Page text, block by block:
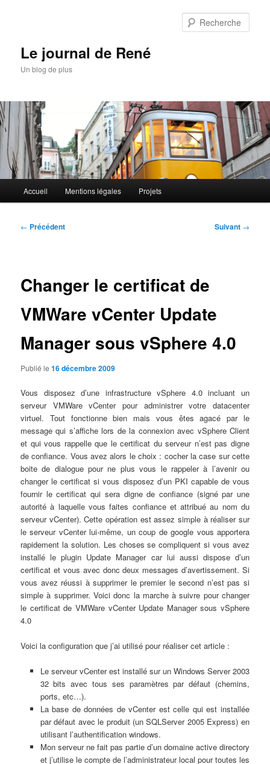
Le journal de René
Un blog de plus
principal
Accueil Mentions légales Projets
Navigation
← Précédent Suivant →
Changer le certificat de
VMWare vCenter Update
Manager sous vSphere 4.0
Publié le16 décembre 2009
Vous disposez d’une infrastructure vSphere 4.0 incluant un
serveur VMWare vCenter pour administrer votre datacenter
virtuel. Tout fonctionne bien mais vous êtes agacé par le
message qui s’affiche lors de la connexion avec vSphere Client
et qui vous rappelle que le certificat du serveur n’est pas digne
de confiance. Vous avez alors le choix : cocher la case sur cette
boite de dialogue pour ne plus vous le rappeler à l’avenir ou
changer le certificat si vous disposez d’un PKI capable de vous
fournir le certificat qui sera digne de confiance (signé par une
autorité à laquelle vous faites confiance et attribué au nom du
serveur vCenter). Cette opération est assez simple à réaliser sur
le serveur vCenter lui-même, un coup de google vous apportera
rapidement la solution. Les choses se compliquent si vous avez
installé le plugin Update Manager car lui aussi dispose d’un
certificat et vous avec donc deux messages d’avertissement. Si
vous avez réussi à supprimer le premier le second n’est pas si
simple à supprimer. Voici donc la marche à suivre pour changer
le certificat de VMWare vCenter Update Manager sous vSphere
4.0
Voici la configuration que j’ai utilisé pour réaliser cet article :
Le serveur vCenter est installé sur un Windows Server 2003
32 bits avec tous ses paramètres par défaut (chemins,
ports, etc…).
La base de données de vCenter est celle qui est installée
par défaut avec le produit (un SQLServer 2005 Express) en
utilisant l’authentification windows.
Mon serveur ne fait pas partie d’un domaine active directory
et j’utilise le compte de l’administrateur local pour toutes les